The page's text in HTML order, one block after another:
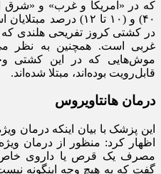
۴۰) و (۱۰ تا ۱۲) درصد
در کشتی کروز تفریحی هلندی که
غربی است. همچنین به نظر
موش‌هایی که در این کشتی
قابل‌رویت بوده‌اند، مبتلا شده‌اند.
درمان هانتاویروس
این پزشک با بیان اینکه درمان
اظهار کرد: منظور از درمان
مصرف یک قرص یا داروی خاص
گفت که به هیچ وجه اینگونه